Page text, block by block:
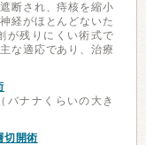
断され、痔核を縮小
経がほとんどないた
が残りにくい術式で
な適応であり、治療
バナナくらいの大き
切開術